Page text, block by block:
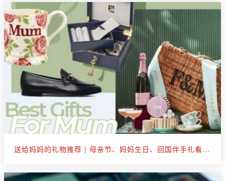
送给妈妈的礼物推荐 | 母亲节、妈妈生日、回国伴手礼看这篇就够了